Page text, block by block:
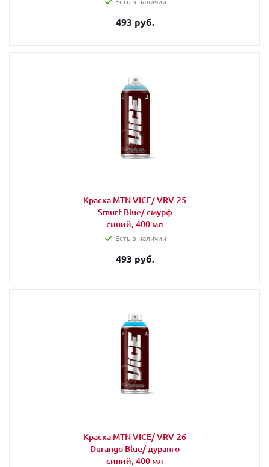
493 руб.
Краска MTN VICE/ VRV-25
Smurf Blue/ смурф
синий, 400 мл
Есть в наличии
493 руб.
Краска MTN VICE/ VRV-26
Durango Blue/ дуранго
синий, 400 мл